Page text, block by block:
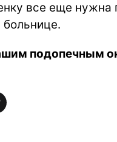
все еще
больнице.
подопечным